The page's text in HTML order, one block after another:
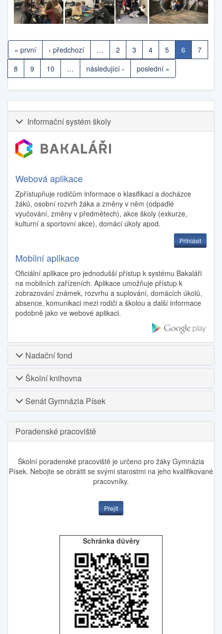
« první ‹ předchozí … 2 3 4 5 6
7
8
9 10 … následující › poslední »
Informační systém školy
Webová aplikace
Zpřístupňuje rodičům informace o klasifikaci a docházce
žáků, osobní rozvrh žáka a změny v něm (odpadlé
vyučování, změny v předmětech), akce školy (exkurze,
kulturní a sportovní akce), domácí úkoly apod.
Přihlásit
Mobilní aplikace
Oficiální aplikace pro jednodušší přístup k systému Bakaláři
na mobilních zařízeních. Aplikace umožňuje přístup k
zobrazování známek, rozvrhu a suplování, domácích úkolů,
absence, komunikaci mezi rodiči a školou a další informace
podobně jako ve webové aplikaci.
Nadační fond
Školní knihovna
Senát Gymnázia Písek
Poradenské pracoviště
Školní poradenské pracoviště je určeno pro žáky Gymnázia
Písek. Nebojte se obrátit se svými starostmi na jeho kvalifikované
pracovníky.
Přejít
Schránka důvěry